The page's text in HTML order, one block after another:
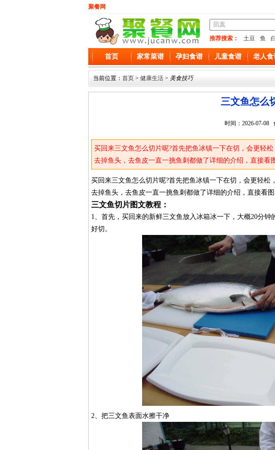
聚餐网
推荐搜索： 土豆 鱼
首页 家常菜谱 孕妇食谱 儿童食谱 老人食
当前位置： 首页 > 健康生活 > 美食技巧
三文鱼怎么
时间：2026-07-08
买回来三文鱼怎么切片呢?首先把鱼冰镇一下在切，会更轻
去掉鱼头，去鱼皮一直一挑鱼刺都做了详细的介绍，直接看
买回来三文鱼怎么切片呢?首先把鱼冰镇一下在切，会更轻
去掉鱼头，去鱼皮一直一挑鱼刺都做了详细的介绍，直接看
三文鱼切片图文教程：
1、首先，买回来的新鲜三文鱼放入冰箱冰一下，大概20分
好切。
2、把三文鱼表面水擦干净